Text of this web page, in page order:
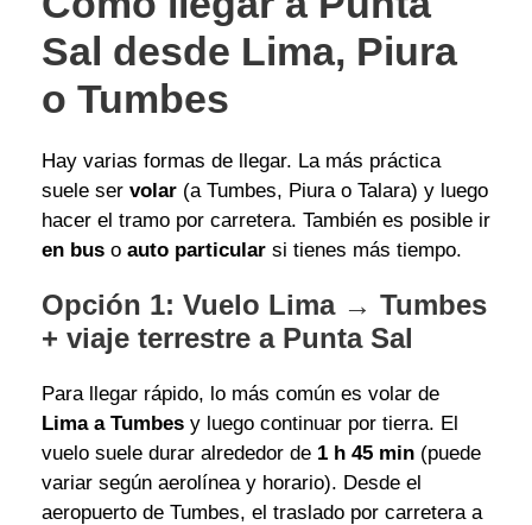
Sal desde Lima, Piura
o Tumbes
Hay varias formas de llegar. La más práctica
suele ser volar (a Tumbes, Piura o Talara) y luego
hacer el tramo por carretera. También es posible ir
en bus o auto particular si tienes más tiempo.
Opción 1: Vuelo Lima → Tumbes
+ viaje terrestre a Punta Sal
Para llegar rápido, lo más común es volar de
Lima a Tumbes y luego continuar por tierra. El
vuelo suele durar alrededor de 1 h 45 min (puede
variar según aerolínea y horario). Desde el
aeropuerto de Tumbes, el traslado por carretera a